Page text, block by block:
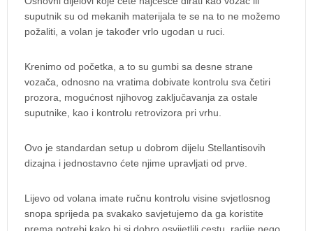
suputnik su od mekanih materijala te se na to ne možemo
požaliti, a volan je također vrlo ugodan u ruci.
Krenimo od početka, a to su gumbi sa desne strane
vozača, odnosno na vratima dobivate kontrolu sva četiri
prozora, mogućnost njihovog zaključavanja za ostale
suputnike, kao i kontrolu retrovizora pri vrhu.
Ovo je standardan setup u dobrom dijelu Stellantisovih
dizajna i jednostavno ćete njime upravljati od prve.
Lijevo od volana imate ručnu kontrolu visine svjetlosnog
snopa sprijeda pa svakako savjetujemo da ga koristite